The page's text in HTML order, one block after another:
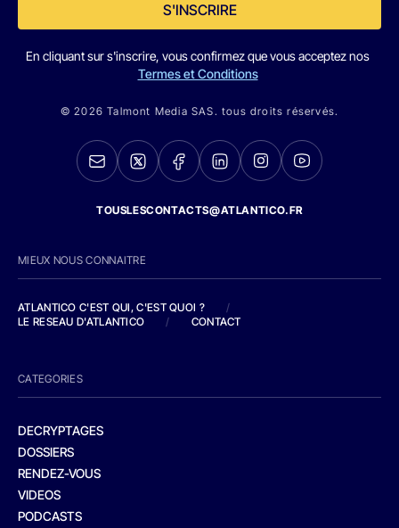
S'INSCRIRE
En cliquant sur s'inscrire, vous confirmez que vous acceptez nos
Termes et Conditions
© 2026 Talmont Media SAS. tous droits réservés.
TOUSLESCONTACTS@ATLANTICO.FR
MIEUX NOUS CONNAITRE
ATLANTICO C'EST QUI, C'EST QUOI ?
/
LE RESEAU D'ATLANTICO
/ CONTACT
CATEGORIES
DECRYPTAGES
DOSSIERS
RENDEZ-VOUS
VIDEOS
PODCASTS